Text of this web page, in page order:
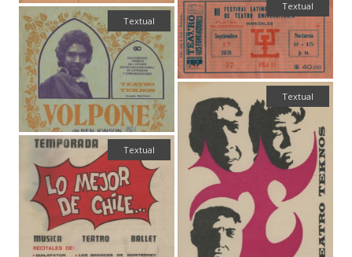
Textual
Textual
Textual
Textual